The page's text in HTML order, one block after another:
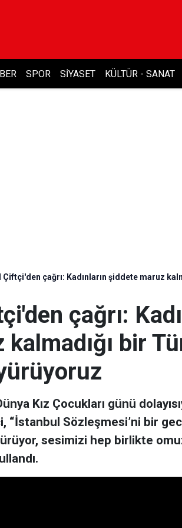
SPOR SIYASET KÜLTÜR - SANAT
Çiftçi'den çağrı: Kadınların şiddete maruz
çağrı:
bir
Kız Çocukları günü
“İstanbul Sözleşmesi’ni bir
sesimizi hep birlikte